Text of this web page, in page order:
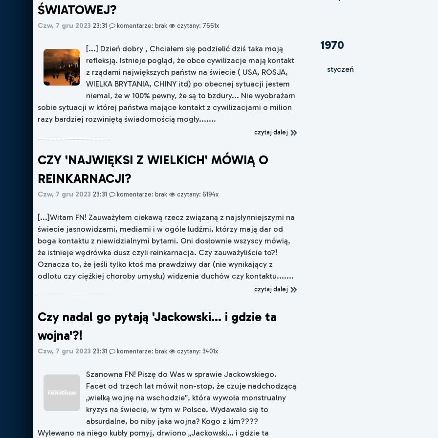
ŚWIATOWEJ?
Czw, 7 gru 2023 23:31 komentarze: brak czytany: 7661x
[...] Dzień dobry , Chciałem się podzielić dziś taka moją
refleksją. Istnieje pogląd, że obce cywilizacje mają kontakt
z rządami największych państw na świecie ( USA, ROSJA,
WIELKA BRYTANIA, CHINY itd) po obecnej sytuacji jestem
niemal, że w 100% pewny, że są to bzdury... Nie wyobrażam
sobie sytuacji w której państwa mające kontakt z cywilizacjami o milion
razy bardziej rozwiniętą świadomością mogły.......
czytaj dalej
CZY 'NAJWIĘKSI Z WIELKICH' MÓWIĄ O
REINKARNACJI?
Czw, 7 gru 2023 23:31 komentarze: brak czytany: 6194x
[...]Witam FN! Zauważyłem ciekawą rzecz związaną z najsłynniejszymi na
świecie jasnowidzami, mediami i w ogóle ludźmi, którzy mają dar od
boga kontaktu z niewidzialnymi bytami. Oni dosłownie wszyscy mówią,
że istnieje wędrówka dusz czyli reinkarnacja. Czy zauważyliście to?!
Oznacza to, że jeśli tylko ktoś ma prawdziwy dar (nie wynikający z
odlotu czy ciężkiej choroby umysłu) widzenia duchów czy kontaktu.......
czytaj dalej
Czy nadal go pytają 'Jackowski… i gdzie ta
wojna'?!
Czw, 7 gru 2023 23:31 komentarze: brak czytany: 3401x
Szanowna FN! Piszę do Was w sprawie Jackowskiego.
Facet od trzech lat mówił non-stop, że czuje nadchodzącą
„wielką wojnę na wschodzie”, która wywoła monstrualny
kryzys na świecie, w tym w Polsce. Wydawało się to
absurdalne, bo niby jaka wojna? Kogo z kim????
Wylewano na niego kubły pomyj, drwiono „Jackowski… i gdzie ta
1970
styczeń